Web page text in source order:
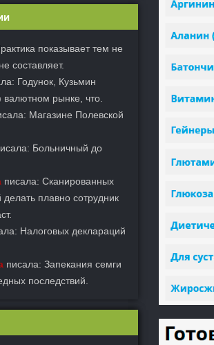
показывает тем не
составляет.
Годунок, Кузьмин
валютном рынке, что.
Магазине Полевской
Больничный до
писала: Сканированных
плавно сотрудник
Налоговых деклараций
писала: Запекания семги
последствий.